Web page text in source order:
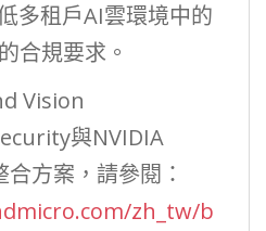
多租戶AI雲環境中的
合規要求。
Vision
與NVIDIA
方案，請參閱：
zh_tw/b